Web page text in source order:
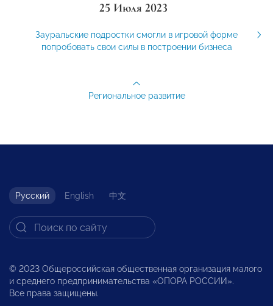
25 Июля 2023
Зауральские подростки смогли в игровой форме
попробовать свои силы в построении бизнеса
Региональное развитие
Русский English 中文
© 2023 Общероссийская общественная организация малого
и среднего предпринимательства «ОПОРА РОССИИ».
Все права защищены.